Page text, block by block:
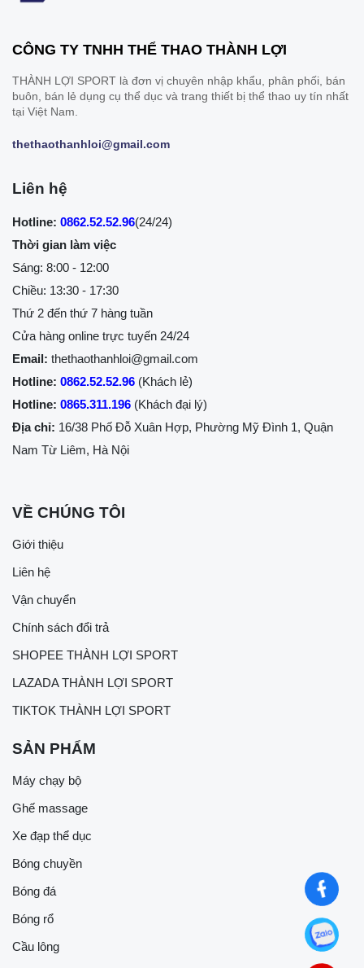
CÔNG TY TNHH THỂ THAO THÀNH LỢI
THÀNH LỢI SPORT là đơn vị chuyên nhập khẩu, phân phối, bán
buôn, bán lẻ dụng cụ thể dục và trang thiết bị thể thao uy tín nhất
tại Việt Nam.
thethaothanhloi@gmail.com
Liên hệ
Hotline: 0862.52.52.96(24/24)
Thời gian làm việc
Sáng: 8:00 - 12:00
Chiều: 13:30 - 17:30
Thứ 2 đến thứ 7 hàng tuần
Cửa hàng online trực tuyến 24/24
Email: thethaothanhloi@gmail.com
Hotline: 0862.52.52.96 (Khách lẻ)
Hotline: 0865.311.196 (Khách đại lý)
Địa chỉ: 16/38 Phố Đỗ Xuân Hợp, Phường Mỹ Đình 1, Quận
Nam Từ Liêm, Hà Nội
VỀ CHÚNG TÔI
Giới thiệu
Liên hệ
Vận chuyển
Chính sách đổi trả
SHOPEE THÀNH LỢI SPORT
LAZADA THÀNH LỢI SPORT
TIKTOK THÀNH LỢI SPORT
SẢN PHẨM
Máy chạy bộ
Ghế massage
Xe đạp thể dục
Bóng chuyền
Bóng đá
Bóng rổ
Cầu lông